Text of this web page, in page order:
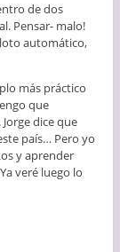
de dos
Pensar- malo!
automático,
más práctico
que
dice que
país… Pero yo
y aprender
veré luego lo